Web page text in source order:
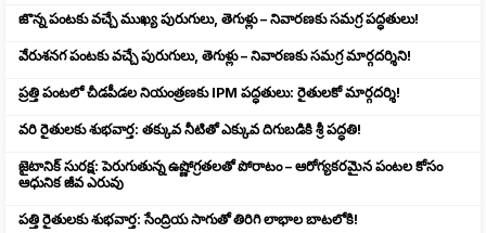
జొన్న పంటకు వచ్చే ముఖ్య పురుగులు, తెగుళ్లు – నివారణకు సమగ్ర పద్ధతులు!
వేరుశనగ పంటకు వచ్చే పురుగులు, తెగుళ్లు – నివారణకు సమగ్ర మార్గదర్శిని!
ప్రత్తి పంటలో చీడపీడల నియంత్రణకు IPM పద్ధతులు: రైతులకో మార్గదర్శి!
వరి రైతులకు శుభవార్త: తక్కువ నీటితో ఎక్కువ దిగుబడికి శ్రీ పద్ధతి!
జైటానిక్ సురక్ష: పెరుగుతున్న ఉష్ణోగ్రతలతో పోరాటం – ఆరోగ్యకరమైన పంటల కోసం
ఆధునిక జీవ ఎరువు
పత్తి రైతులకు శుభవార్త: సేంద్రియ సాగుతో తిరిగి లాభాల బాటలోకి!